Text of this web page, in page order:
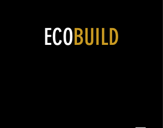
ECOBUILD